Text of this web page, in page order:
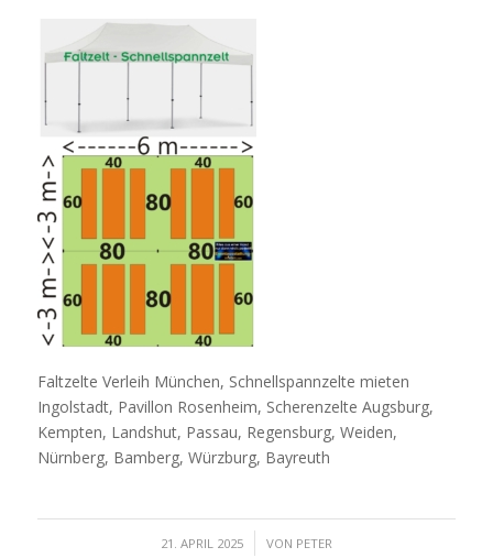
Faltzelte Verleih München, Schnellspannzelte mieten
Ingolstadt, Pavillon Rosenheim, Scherenzelte Augsburg,
Kempten, Landshut, Passau, Regensburg, Weiden,
Nürnberg, Bamberg, Würzburg, Bayreuth
21. APRIL 2025
/ VON PETER